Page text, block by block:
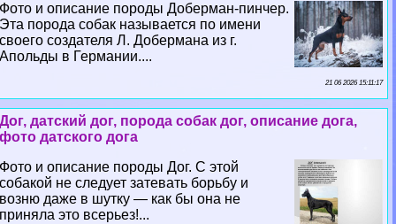
Фото и описание породы Доберман-пинчер.
Эта порода собак называется по имени
своего создателя Л. Добермана из г.
Апольды в Германии....
21 06 2026 15:11:17
Дог, датский дог, порода собак дог, описание дога,
фото датского дога
Фото и описание породы Дог. С этой
собакой не следует затевать борьбу и
возню даже в шутку — как бы она не
приняла это всерьез!...